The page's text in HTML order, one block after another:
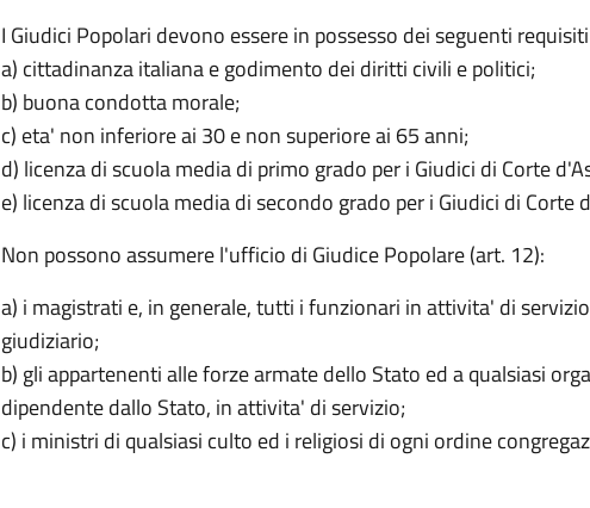
I Giudici Popolari devono essere in possesso dei seguenti
a) cittadinanza italiana e godimento dei diritti civili e politici;
b) buona condotta morale;
c) eta' non inferiore ai 30 e non superiore ai 65 anni;
d) licenza di scuola media di primo grado per i Giudici di Corte
e) licenza di scuola media di secondo grado per i Giudici di Corte
Non possono assumere l'ufficio di Giudice Popolare (art. 12):
a) i magistrati e, in generale, tutti i funzionari in attivita' di
giudiziario;
b) gli appartenenti alle forze armate dello Stato ed a qualsiasi
dipendente dallo Stato, in attivita' di servizio;
c) i ministri di qualsiasi culto ed i religiosi di ogni ordine